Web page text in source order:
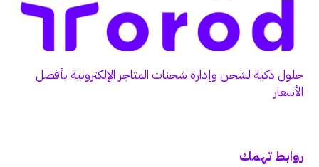
حلول ذكية لشحن وإدارة شحنات المتاجر الإلكترونية بأفضل
الأسعار
روابط تهمك